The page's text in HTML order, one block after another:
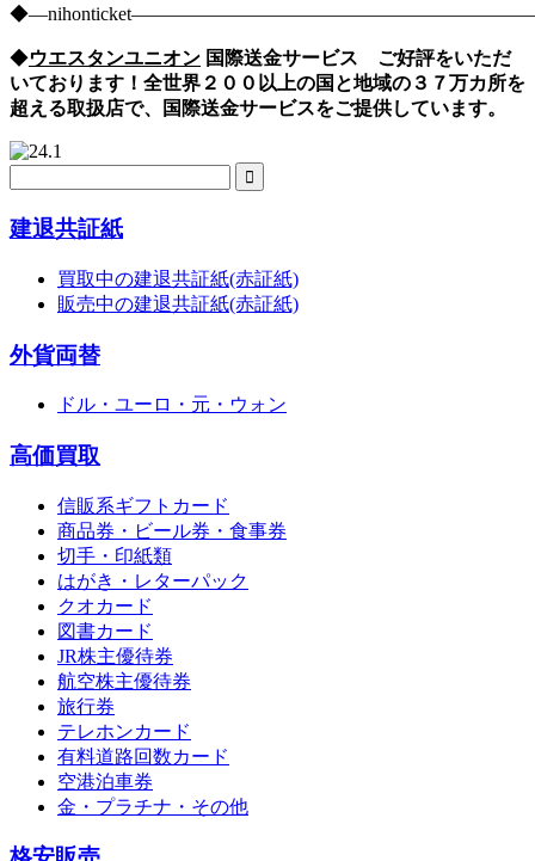
◆ウエスタンユニオン 国際送金サービス ご好評をいただ
いております！全世界２００以上の国と地域の３７万カ所を
超える取扱店で、国際送金サービスをご提供しています。
建退共証紙
買取中の建退共証紙(赤証紙)
販売中の建退共証紙(赤証紙)
外貨両替
ドル・ユーロ・元・ウォン
高価買取
信販系ギフトカード
商品券・ビール券・食事券
切手・印紙類
はがき・レターパック
クオカード
図書カード
JR株主優待券
航空株主優待券
旅行券
テレホンカード
有料道路回数カード
空港泊車券
金・プラチナ・その他